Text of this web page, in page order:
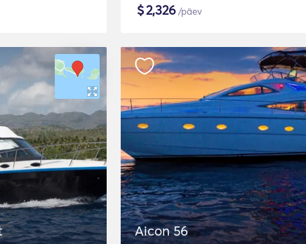
$2,326/päev
Aicon 56